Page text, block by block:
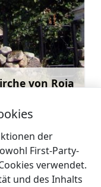
von Roja
Mehr
Der
Discgolfpark
der
First-Party-
verwendet.
und des Inhalts